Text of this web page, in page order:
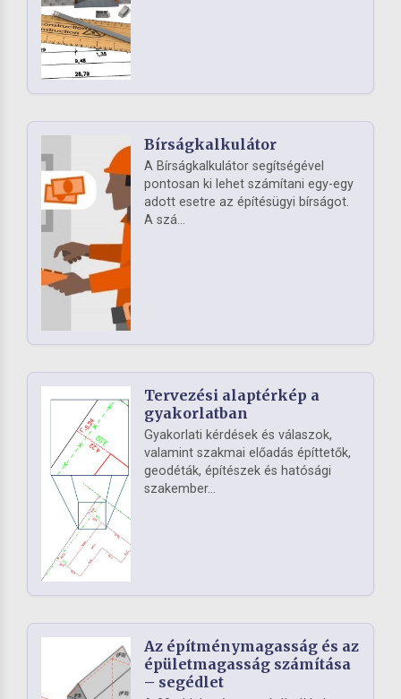
Bírságkalkulátor
A Bírságkalkulátor segítségével
pontosan ki lehet számítani egy-egy
adott esetre az építésügyi bírságot.
A szá...
Tervezési alaptérkép a
gyakorlatban
Gyakorlati kérdések és válaszok,
valamint szakmai előadás építtetők,
geodéták, építészek és hatósági
szakember...
Az építménymagasság és az
épületmagasság számítása
– segédlet